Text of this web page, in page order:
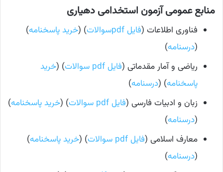
منابع عمومی آزمون استخدامی دهیاری
فناوری اطلاعات (فایل pdfسوالات ) (خرید پاسخنامه)
(درسنامه)
ریاضی و آمار مقدماتی (فایل pdf سوالات ) (خرید
پاسخنامه) (درسنامه)
زبان و ادبیات فارسی (فایل pdf سوالات ) (خرید پاسخنامه)
(درسنامه)
معارف اسلامی (فایل pdf سوالات ) (خرید پاسخنامه)
(درسنامه)